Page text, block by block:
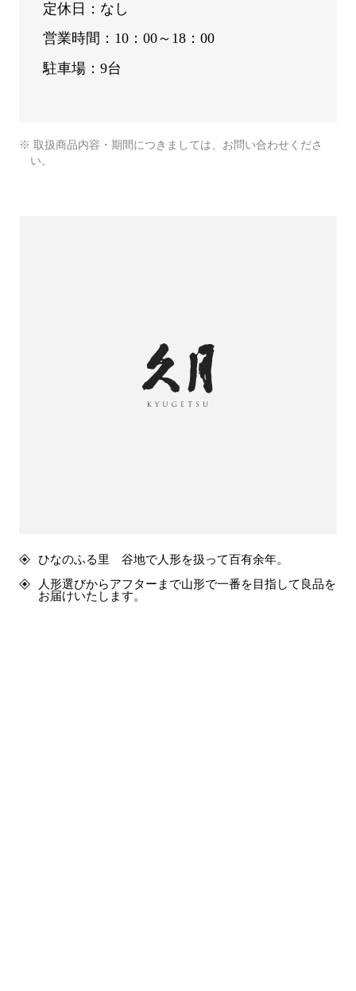
ひなのふる里 谷地で人形を扱って百有余年。
人形選びからアフターまで山形で一番を目指して良品を
お届けいたします。
定休日：なし
営業時間：10：00～18：00
駐車場：9台
※ 取扱商品内容・期間につきましては、お問い合わせくださ
い。